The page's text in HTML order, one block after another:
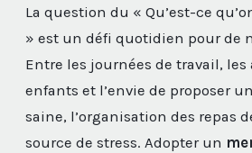
La question du « Qu’est-ce
» est un défi quotidien pour de
Entre les journées de travail, les
enfants et l’envie de proposer
saine, l’organisation des repas
source de stress. Adopter un